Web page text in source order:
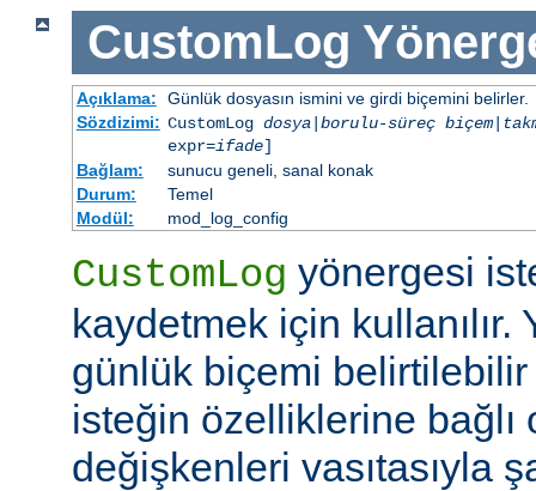
CustomLog
Açıklama:
Günlük dosyasın ismini ve girdi biçemini belirler.
Sözdizimi: CustomLog dosya|borulu-süreç biçem|
expr=ifade]
Bağlam:
sunucu geneli, sanal konak
Durum:
Temel
Modül:
mod_log_config
CustomLog yönergesi
kaydetmek için
günlük biçemi belirtilebilir
isteğin özelliklerine bağlı
değişkenleri vasıtasıyla